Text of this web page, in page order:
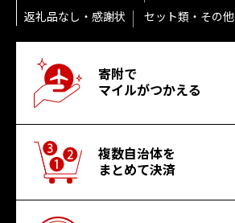
返礼品なし・感謝状
セット類・その他
寄附で
マイルがつかえる
複数自治体を
まとめて決済